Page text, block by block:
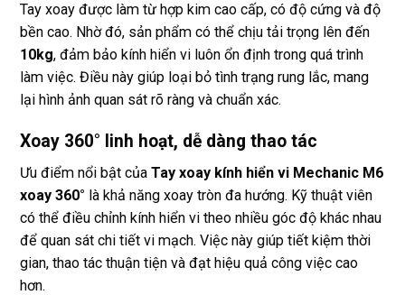
Tay xoay được làm từ hợp kim cao cấp, có độ cứng và độ
bền cao. Nhờ đó, sản phẩm có thể chịu tải trọng lên đến
10kg, đảm bảo kính hiển vi luôn ổn định trong quá trình
làm việc. Điều này giúp loại bỏ tình trạng rung lắc, mang
lại hình ảnh quan sát rõ ràng và chuẩn xác.
Xoay 360° linh hoạt, dễ dàng thao tác
Ưu điểm nổi bật của Tay xoay kính hiển vi Mechanic M6
xoay 360° là khả năng xoay tròn đa hướng. Kỹ thuật viên
có thể điều chỉnh kính hiển vi theo nhiều góc độ khác nhau
để quan sát chi tiết vi mạch. Việc này giúp tiết kiệm thời
gian, thao tác thuận tiện và đạt hiệu quả công việc cao
hơn.